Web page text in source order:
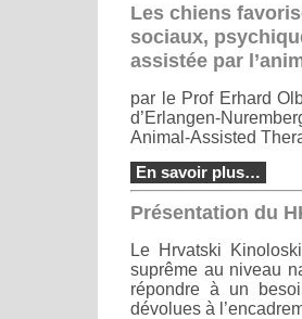
Les chiens
sociaux,
assistée par
par le Prof Erhard
d’Erlangen-
Animal-Assisted
En savoir plus…
Présentation du
Le Hrvatski
suprême au niveau
répondre à un
dévolues à